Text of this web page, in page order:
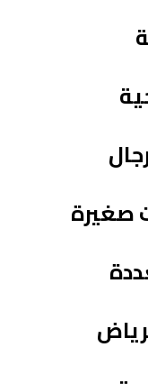
صغيرة